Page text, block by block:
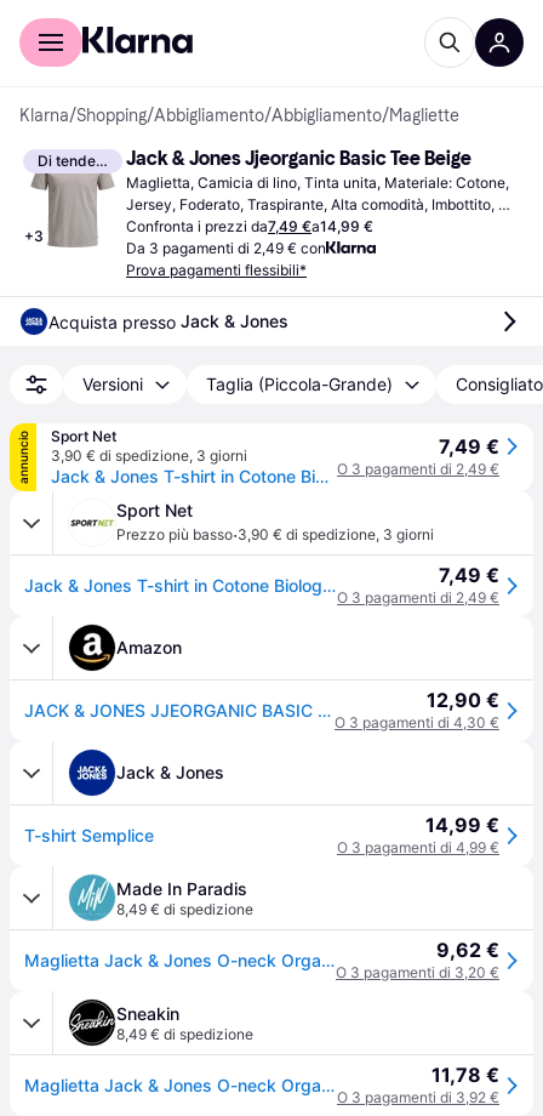
Per il tuo shopping
Klarna/Shopping/Abbigliamento/Abbigliamento/Magliette
Di tendenza
+3
Jack & Jones Jjeorganic Basic Tee Beige
Maglietta, Camicia di lino, Tinta unita, Materiale: Cotone,
Jersey, Foderato, Traspirante, Alta comodità, Imbottito,
Con Ferretto, Elastico
Confronta i prezzi da7,49 €a14,99 €
Da 3 pagamenti di 2,49 € con
Prova pagamenti flessibili*
Acquista presso Jack & Jones
Versioni Taglia (Piccola-Grande) Consigliato
annuncio
Sport Net
3,90 € di spedizione, 3 giorni
Jack & Jones T-shirt in Cotone Biologico Grigia
7,49 €
O 3 pagamenti di 2,49 €
Sport Net
Prezzo più basso·3,90 € di spedizione, 3 giorni
Jack & Jones T-shirt in Cotone Biologico Grigia 7,49 €
O 3 pagamenti di 2,49 €
Amazon
JACK & JONES JJEORGANIC BASIC TEE SS O-NECK NOOS, T-shirt, Uomo, Beige, L 12,90 €
O 3 pagamenti di 4,30 €
Jack & Jones
T-shirt Semplice 14,99 €
O 3 pagamenti di 4,99 €
Made In Paradis
8,49 € di spedizione
Maglietta Jack & Jones O-neck Organic basic - Marron - L 9,62 €
O 3 pagamenti di 3,20 €
Sneakin
8,49 € di spedizione
Maglietta Jack & Jones O-neck Organic basic - Marron 11,78 €
O 3 pagamenti di 3,92 €